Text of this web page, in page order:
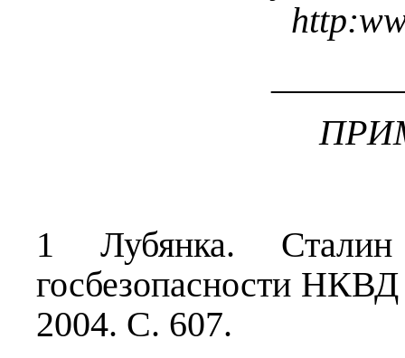
http:
1 Лубянка.
госбезопасности
2004. С. 607.